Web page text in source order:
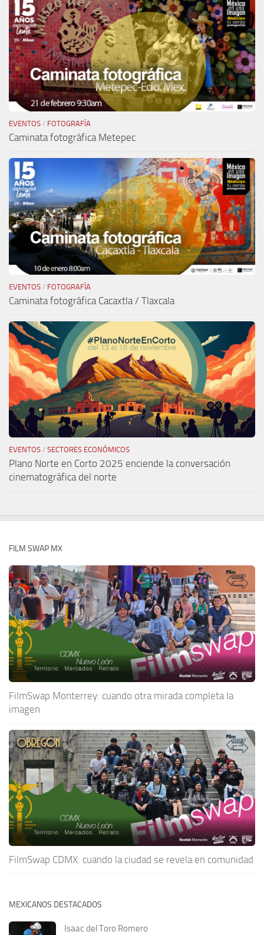
EVENTOS / FOTOGRAFÍA
Caminata fotográfica Metepec
EVENTOS / FOTOGRAFÍA
Caminata fotográfica Cacaxtla / Tlaxcala
EVENTOS / SECTORES ECONÓMICOS
Plano Norte en Corto 2025 enciende la conversación
cinematográfica del norte
FILM SWAP MX
FilmSwap Monterrey: cuando otra mirada completa la
imagen
FilmSwap CDMX: cuando la ciudad se revela en comunidad
MEXICANOS DESTACADOS
Isaac del Toro Romero